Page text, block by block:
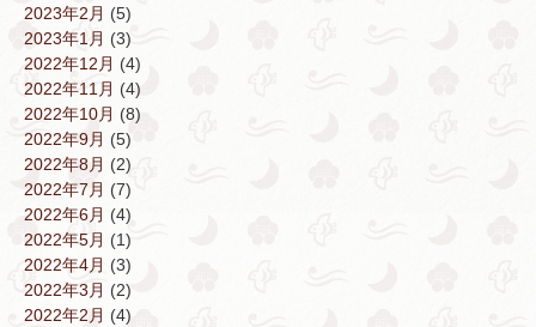
2023年2月 (5)
2023年1月 (3)
2022年12月 (4)
2022年11月 (4)
2022年10月 (8)
2022年9月 (5)
2022年8月 (2)
2022年7月 (7)
2022年6月 (4)
2022年5月 (1)
2022年4月 (3)
2022年3月 (2)
2022年2月 (4)